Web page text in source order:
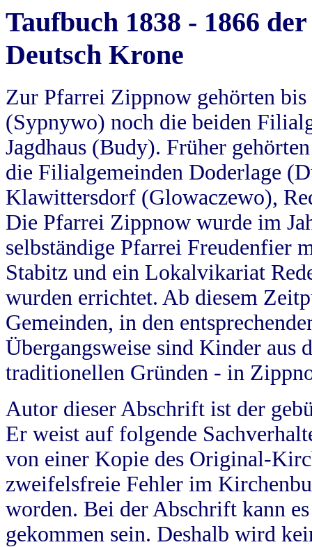
Taufbuch 1838 - 1866
Deutsch Krone
Zur Pfarrei Zippnow gehörten
(Sypnywo) noch die beiden
Jagdhaus (Budy). Früher
die Filialgemeinden Doderlage
Klawittersdorf (Glowaczewo),
Die Pfarrei Zippnow wurde im
selbständige Pfarrei Freudenfier
Stabitz und ein Lokalvikariat
wurden errichtet. Ab diesem
Gemeinden, in den
Übergangsweise sind Kinder aus
traditionellen Gründen - in
Autor dieser Abschrift ist der
Er weist auf folgende
von einer Kopie des Original-
zweifelsfreie Fehler im
worden. Bei der Abschrift kann
gekommen sein. Deshalb wird